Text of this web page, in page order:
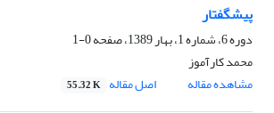
پیشگفتار
دوره 6، شماره 1، بهار 1389، صفحه
0-1
محمد کارآموز
مشاهده مقاله
اصل مقاله 55.32 K